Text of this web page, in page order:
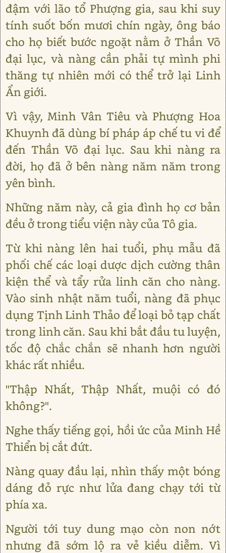
đậm với lão tổ Phượng gia, sau khi suy
tính suốt bốn mươi chín ngày, ông báo
cho họ biết bước ngoặt nằm ở Thần Võ
đại lục, và nàng cần phải tự mình phi
thăng tự nhiên mới có thể trở lại Linh
Ẩn giới.
Vì vậy, Minh Vân Tiêu và Phượng Hoa
Khuynh đã dùng bí pháp áp chế tu vi để
đến Thần Võ đại lục. Sau khi nàng ra
đời, họ đã ở bên nàng năm năm trong
yên bình.
Những năm này, cả gia đình họ cơ bản
đều ở trong tiểu viện này của Tô gia.
Từ khi nàng lên hai tuổi, phụ mẫu đã
phối chế các loại dược dịch cường thân
kiện thể và tẩy rửa linh căn cho nàng.
Vào sinh nhật năm tuổi, nàng đã phục
dụng Tịnh Linh Thảo để loại bỏ tạp chất
trong linh căn. Sau khi bắt đầu tu luyện,
tốc độ chắc chắn sẽ nhanh hơn người
khác rất nhiều.
"Thập Nhất, Thập Nhất, muội có đó
không?".
Nghe thấy tiếng gọi, hồi ức của Minh Hề
Thiển bị cắt đứt.
Nàng quay đầu lại, nhìn thấy một bóng
dáng đỏ rực như lửa đang chạy tới từ
phía xa.
Người tới tuy dung mạo còn non nớt
nhưng đã sớm lộ ra vẻ kiều diễm. Vì